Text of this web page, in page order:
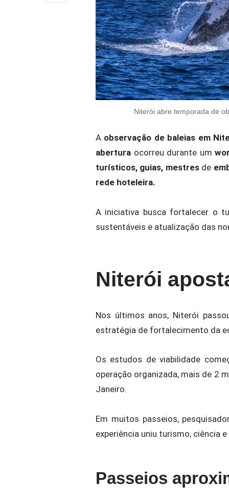
Niterói abre temporada de
A observação de baleias em
abertura ocorreu durante um
turísticos, guias, mestresde
rede hoteleira.
A iniciativa busca fortalecer o
sustentáveis e atualização das
Niterói
Nos últimos anos, Niterói
estratégia de fortalecimento da
Os estudos de viabilidade
operação organizada, mais de 2
Janeiro.
Em muitos passeios,
experiência uniu turismo, ciência
Passeios